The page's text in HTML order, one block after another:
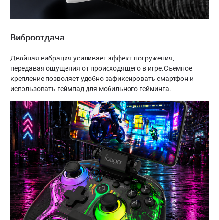
Виброотдача
Двойная вибрация усиливает эффект погружения,
передавая ощущения от происходящего в игре.Съемное
крепление позволяет удобно зафиксировать смартфон и
использовать геймпад для мобильного гейминга.